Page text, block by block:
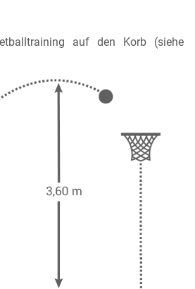
auf den Korb (siehe